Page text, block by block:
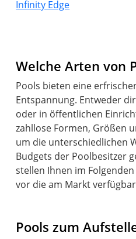
Infinity Edge
Welche Arten von
Pools bieten eine
Entspannung. Entweder
oder in öffentlichen
zahllose Formen, Größen
um die unterschiedlichen
Budgets der Poolbesitzer
stellen Ihnen im
vor die am Markt
Pools zum